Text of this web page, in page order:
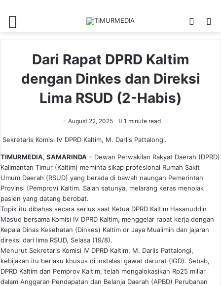
Switch
Dari Rapat DPRD Kaltim
dengan Dinkes dan Direksi
Lima RSUD (2-Habis)
August 22, 2025 1 minute read
Sekretaris Komisi IV DPRD Kaltim, M. Darlis Pattalongi.
TIMURMEDIA, SAMARINDA – Dewan Perwakilan Rakyat Daerah (DPRD)
Kalimantan Timur (Kaltim) meminta sikap profesional Rumah Sakit
Umum Daerah (RSUD) yang berada di bawah naungan Pemerintah
Provinsi (Pemprov) Kaltim. Salah satunya, melarang keras menolak
pasien yang datang berobat.
Topik itu dibahas secara serius saat Ketua DPRD Kaltim Hasanuddin
Mas’ud bersama Komisi IV DPRD Kaltim, menggelar rapat kerja dengan
Kepala Dinas Kesehatan (Dinkes) Kaltim dr Jaya Mualimin dan jajaran
direksi dari lima RSUD, Selasa (19/8).
Menurut Sekretaris Komisi IV DPRD Kaltim, M. Darlis Pattalongi,
kebijakan itu berlaku khusus di instalasi gawat darurat (IGD). Sebab,
DPRD Kaltim dan Pemprov Kaltim, telah mengalokasikan Rp25 miliar
dalam Anggaran Pendapatan dan Belanja Daerah (APBD) Perubahan